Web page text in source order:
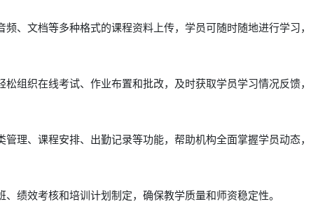
频、文档等多种格式的课程资料上传，学员可随时随地进行学习
松组织在线考试、作业布置和批改，及时获取学员学习情况反馈
管理、课程安排、出勤记录等功能，帮助机构全面掌握学员动态
绩效考核和培训计划制定，确保教学质量和师资稳定性。